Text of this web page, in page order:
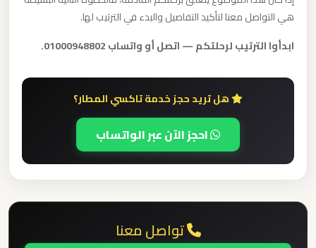
هي التواصل معنا لتأكيد التفاصيل والبدء في الترتيب لها.
ابدأوا الترتيب لرحلتكم — اتصل أو واتساب 01000948802.
هل تريد حجز خدمة تاكسي المطار؟
احجز الآن عبر الواتساب
تواصل معنا
ليموزين
مطار
العرب
مطار
برج
العرب